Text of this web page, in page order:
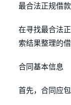
最合法正规借
在寻找最合法
索结果整理的
合同基本信息
首先，合同应